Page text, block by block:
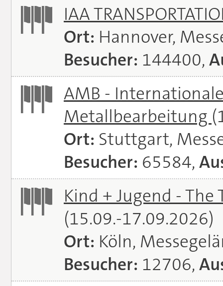
IAA
Ort: Hannover,
Besucher: 144400,
AMB -
Metallbearbeitung
Ort: Stuttgart,
Besucher: 65584,
Kind + Jugend - The
(15.09.-17.09.2026)
Ort: Köln,
Besucher: 12706,